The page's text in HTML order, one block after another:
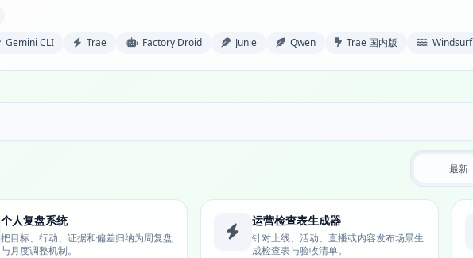
Gemini CLI Trae Factory Droid Junie Qwen Trae 国内版 Windsurf
最新
个人复盘系统
把目标、行动、证据和偏差归纳为周复盘
与月度调整机制。
运营检查表生成器
针对上线、活动、直播或内容发布场景生
成检查表与验收清单。